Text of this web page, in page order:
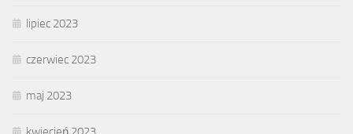
lipiec 2023
czerwiec 2023
maj 2023